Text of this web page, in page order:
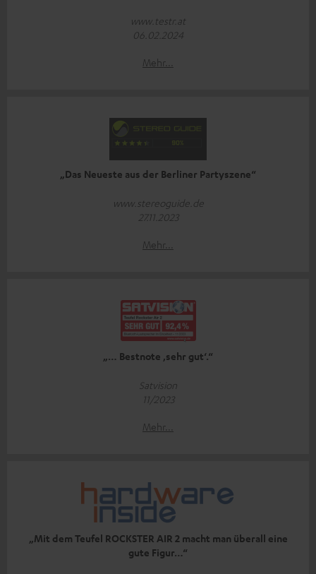
www.testr.at
06.02.2024
Mehr...
„Das Neueste aus der Berliner Partyszene“
www.stereoguide.de
27.11.2023
Mehr...
„… Bestnote ‚sehr gut‘.“
Satvision
11/2023
Mehr...
„Mit dem Teufel ROCKSTER AIR 2 macht man überall eine
gute Figur…“